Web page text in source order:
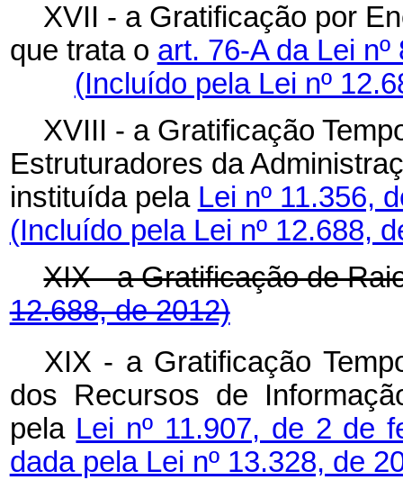
XVII - a Gratificação por
que trata o art. 76-A da Lei
(Incluído pela Lei nº
XVIII - a Gratificação
Estruturadores da
instituída pela Lei nº 11.356,
(Incluído pela Lei nº 12.688,
XIX - a Gratificação de
12.688, de 2012)
XIX - a Gratificação
dos Recursos de
pela Lei nº 11.907, de 2 de
dada pela Lei nº 13.328, de